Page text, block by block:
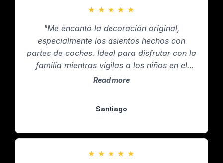
★ ★ ★ ★ ★
"Me encantó la decoración original,
especialmente los asientos hechos con
partes de coches. Ideal para disfrutar con la
familia mientras vigilas a los niños en el
parque."
Read more
Santiago
★ ★ ★ ★ ★